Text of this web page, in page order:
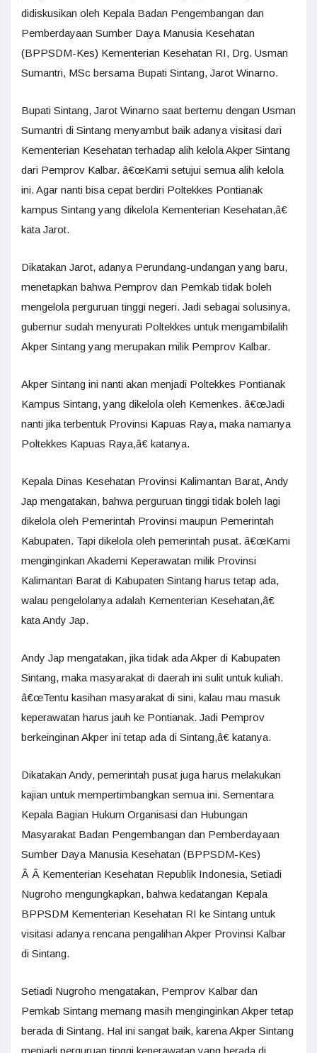
didiskusikan oleh Kepala Badan Pengembangan dan
Pemberdayaan Sumber Daya Manusia Kesehatan
(BPPSDM-Kes) Kementerian Kesehatan RI, Drg. Usman
Sumantri, MSc bersama Bupati Sintang, Jarot Winarno.
Bupati Sintang, Jarot Winarno saat bertemu dengan Usman
Sumantri di Sintang menyambut baik adanya visitasi dari
Kementerian Kesehatan terhadap alih kelola Akper Sintang
dari Pemprov Kalbar. â€œKami setujui semua alih kelola
ini. Agar nanti bisa cepat berdiri Poltekkes Pontianak
kampus Sintang yang dikelola Kementerian Kesehatan,â€
kata Jarot.
Dikatakan Jarot, adanya Perundang-undangan yang baru,
menetapkan bahwa Pemprov dan Pemkab tidak boleh
mengelola perguruan tinggi negeri. Jadi sebagai solusinya,
gubernur sudah menyurati Poltekkes untuk mengambilalih
Akper Sintang yang merupakan milik Pemprov Kalbar.
Akper Sintang ini nanti akan menjadi Poltekkes Pontianak
Kampus Sintang, yang dikelola oleh Kemenkes. â€œJadi
nanti jika terbentuk Provinsi Kapuas Raya, maka namanya
Poltekkes Kapuas Raya,â€ katanya.
Kepala Dinas Kesehatan Provinsi Kalimantan Barat, Andy
Jap mengatakan, bahwa perguruan tinggi tidak boleh lagi
dikelola oleh Pemerintah Provinsi maupun Pemerintah
Kabupaten. Tapi dikelola oleh pemerintah pusat. â€œKami
menginginkan Akademi Keperawatan milik Provinsi
Kalimantan Barat di Kabupaten Sintang harus tetap ada,
walau pengelolanya adalah Kementerian Kesehatan,â€
kata Andy Jap.
Andy Jap mengatakan, jika tidak ada Akper di Kabupaten
Sintang, maka masyarakat di daerah ini sulit untuk kuliah.
â€œTentu kasihan masyarakat di sini, kalau mau masuk
keperawatan harus jauh ke Pontianak. Jadi Pemprov
berkeinginan Akper ini tetap ada di Sintang,â€ katanya.
Dikatakan Andy, pemerintah pusat juga harus melakukan
kajian untuk mempertimbangkan semua ini. Sementara
Kepala Bagian Hukum Organisasi dan Hubungan
Masyarakat Badan Pengembangan dan Pemberdayaan
Sumber Daya Manusia Kesehatan (BPPSDM-Kes)
Â Â Kementerian Kesehatan Republik Indonesia, Setiadi
Nugroho mengungkapkan, bahwa kedatangan Kepala
BPPSDM Kementerian Kesehatan RI ke Sintang untuk
visitasi adanya rencana pengalihan Akper Provinsi Kalbar
di Sintang.
Setiadi Nugroho mengatakan, Pemprov Kalbar dan
Pemkab Sintang memang masih menginginkan Akper tetap
berada di Sintang. Hal ini sangat baik, karena Akper Sintang
menjadi perguruan tinggi keperawatan yang berada di